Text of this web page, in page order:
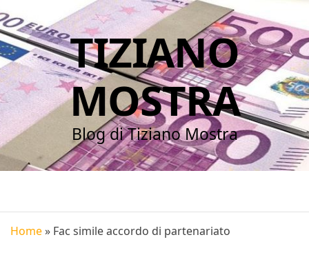
TIZIANO
MOSTRA
Blog di Tiziano Mostra
Home» Fac simile accordo di partenariato